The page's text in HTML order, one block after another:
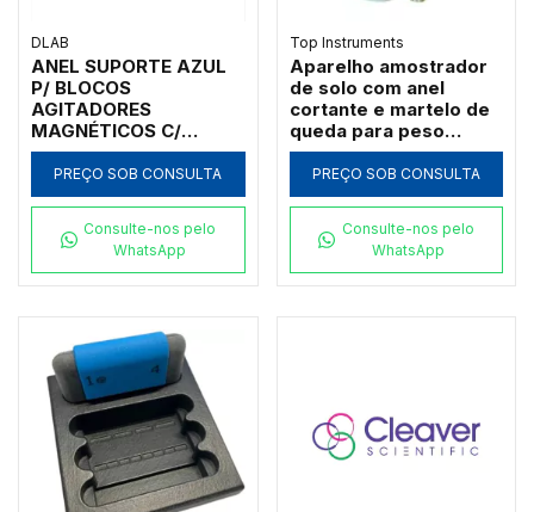
DLAB
ANEL SUPORTE AZUL
P/ BLOCOS
AGITADORES
MAGNÉTICOS C/
AQUECIMENTO MARCA
DLAB
PREÇO SOB CONSULTA
Consulte-nos pelo
WhatsApp
Top Instruments
Aparelho amostrador
de solo com anel
cortante e martelo de
queda para peso
específico Top
Instruments YDRZ-4L
PREÇO SOB CONSULTA
Consulte-nos pelo
WhatsApp